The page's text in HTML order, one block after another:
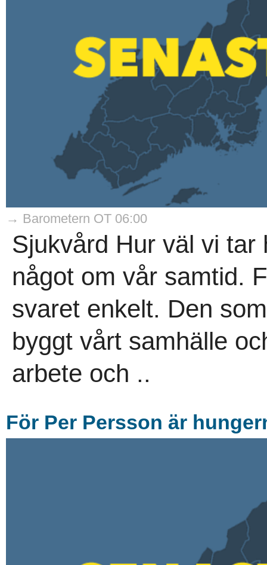
→ Barometern OT 06:00
Sjukvård Hur väl vi
något om vår samtid.
svaret enkelt. Den
byggt vårt samhälle
arbete och ..
För Per Persson är